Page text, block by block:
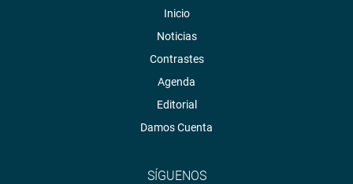
Inicio
Noticias
Contrastes
Agenda
Editorial
Damos Cuenta
SÍGUENOS